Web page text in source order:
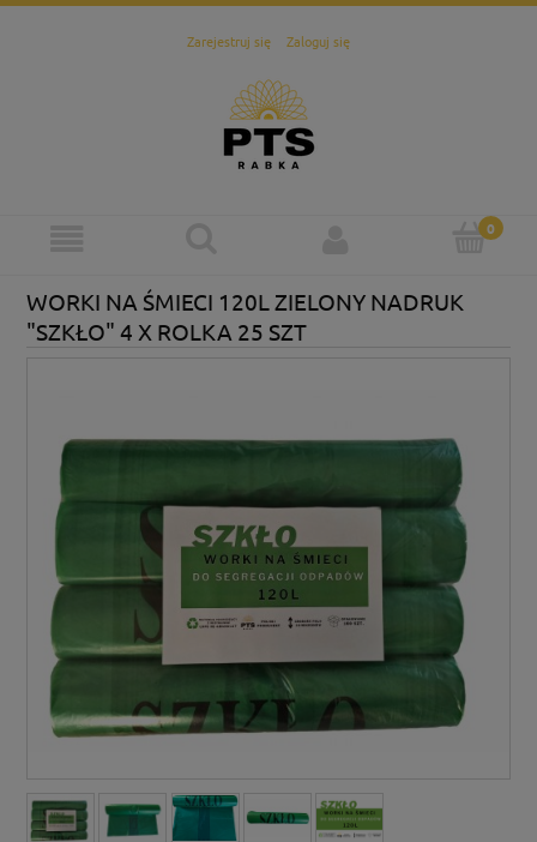
Zarejestruj się Zaloguj się
WORKI NA ŚMIECI 120L ZIELONY NADRUK
"SZKŁO" 4 X ROLKA 25 SZT